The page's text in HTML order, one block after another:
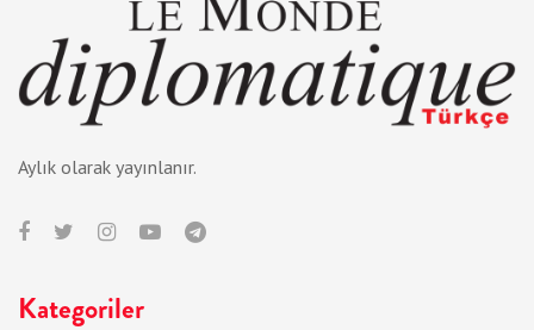
Aylık olarak yayınlanır.
Kategoriler